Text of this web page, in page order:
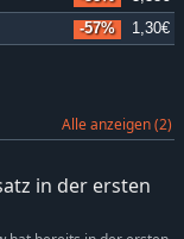
-57% 1,30€
Alle anzeigen (2)
in der ersten